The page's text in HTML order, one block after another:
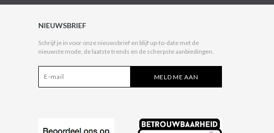
NIEUWSBRIEF
Schrijf je in voor onze nieuwsbrief en blijf up-to-date met de
nieuwste mode, de laatste trends en de scherpste aanbiedingen.
MELD ME AAN